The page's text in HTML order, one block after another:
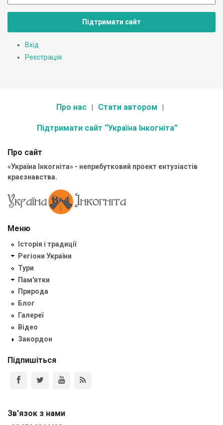
Підтримати сайт
Вхід
Реєстрація
Про нас Стати автором
Підтримати сайт “Україна Інкогніта”
Про сайт
«Україна Інкогніта» - неприбутковий проект ентузіастів
краєзнавства.
Меню
Історія і традиції
Регіони України
Тури
Пам'ятки
Природа
Блог
Галереї
Відео
Закордон
Підпишіться
Зв'язок з нами